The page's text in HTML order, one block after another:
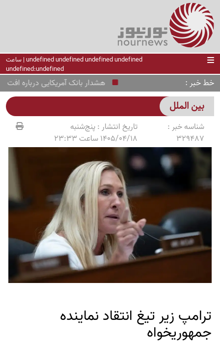
undefined undefined undefined undefined | ساعت
undefined:undefined
خط خبر هشدار بانک آمریکایی درباره افت
بین الملل
شناسه خبر :
329487
تاریخ انتشار :پنج‌شنبه
1405/04/18 ساعت 23:33
ترامپ زیر تیغ انتقاد نماینده
جمهوریخواه